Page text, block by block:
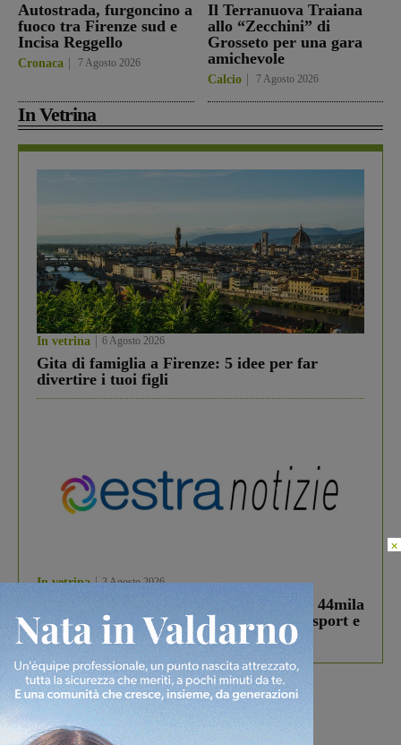
Autostrada, furgoncino a
fuoco tra Firenze sud e
Incisa Reggello
Cronaca 7 Agosto 2026
Il Terranuova Traiana
allo “Zecchini” di
Grosseto per una gara
amichevole
Calcio 7 Agosto 2026
In Vetrina
In vetrina 6 Agosto 2026
Gita di famiglia a Firenze: 5 idee per far
divertire i tuoi figli
In vetrina 3 Agosto 2026
Estra Notizie agosto: Smart Cities, oltre 44mila
studenti coinvolti, torna il bando per lo sport e
debutta il podcast Estrair
Più lette
×